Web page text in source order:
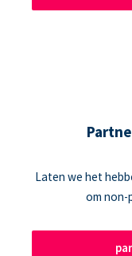
Laten we het
om